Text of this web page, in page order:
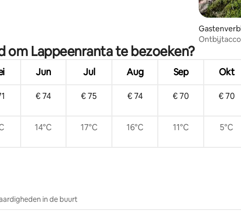
om Lappeenranta te bezoeken?
Jun Jul Aug Sep Okt
€ 74 € 75 € 74 € 70 € 70
14°C 17°C 16°C 11°C 5°C
in de buurt